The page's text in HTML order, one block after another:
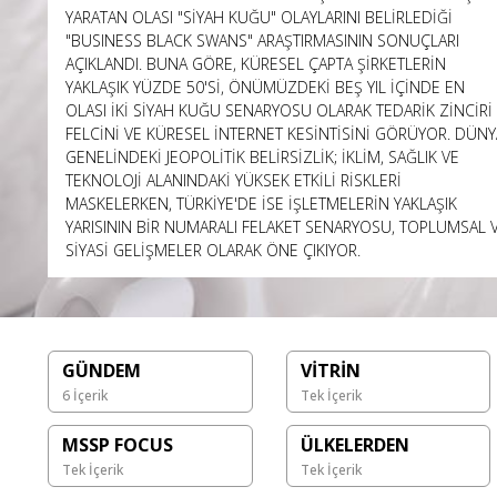
YARATAN OLASI "SİYAH KUĞU" OLAYLARINI BELİRLEDİĞİ
"BUSINESS BLACK SWANS" ARAŞTIRMASININ SONUÇLARI
AÇIKLANDI. BUNA GÖRE, KÜRESEL ÇAPTA ŞİRKETLERİN
YAKLAŞIK YÜZDE 50'Sİ, ÖNÜMÜZDEKİ BEŞ YIL İÇİNDE EN
OLASI İKİ SİYAH KUĞU SENARYOSU OLARAK TEDARİK ZİNCİRİ
FELCİNİ VE KÜRESEL İNTERNET KESİNTİSİNİ GÖRÜYOR.
GENELİNDEKİ JEOPOLİTİK BELİRSİZLİK; İKLİM, SAĞLIK VE
TEKNOLOJİ ALANINDAKİ YÜKSEK ETKİLİ RİSKLERİ
MASKELERKEN, TÜRKİYE'DE İSE İŞLETMELERİN YAKLAŞIK
YARISININ BİR NUMARALI FELAKET SENARYOSU, TOPLUMSAL
SİYASİ GELİŞMELER OLARAK ÖNE ÇIKIYOR.
GÜNDEM
6 İçerik
VİTRİN
Tek İçerik
MSSP FOCUS
Tek İçerik
ÜLKELERDEN
Tek İçerik